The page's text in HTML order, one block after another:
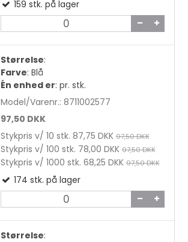
159 stk. på lager
Størrelse:
Farve: Blå
Én enhed er: pr. stk.
Model/Varenr.: 8711002577
97,50 DKK
Stykpris v/ 10 stk. 87,75 DKK 97,50 DKK
Stykpris v/ 100 stk. 78,00 DKK 97,50 DKK
Stykpris v/ 1000 stk. 68,25 DKK 97,50 DKK
174 stk. på lager
Størrelse: